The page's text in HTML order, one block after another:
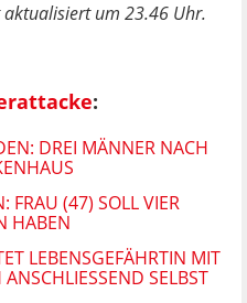
um 23.46 Uhr.
:
DREI MÄNNER NACH
FRAU (47) SOLL VIER
HABEN
LEBENSGEFÄHRTIN MIT
SELBST